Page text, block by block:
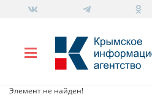
Элемент не найден!